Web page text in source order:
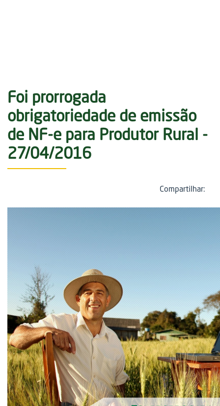
Foi prorrogada
obrigatoriedade de emissão
de NF-e para Produtor Rural -
27/04/2016
Compartilhar: